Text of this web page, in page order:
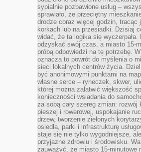
sypialnie pozbawione usług –
sprawiało, że przeciętny
drodze coraz więcej godzin, tracąc
korkach lub na przesiadki. Dzisiaj
widać, że ta logika się wyczerpała.
odzyskać swój czas, a miasto 15-
próbą odpowiedzi na tę potrzebę.
oznacza to powrót do myślenia o
sieci lokalnych centrów życia.
być anonimowymi punktami na
własne serce – ryneczek, skwer,
której można załatwić większość
konieczności wsiadania do
za sobą cały szereg zmian: rozwój
pieszej i rowerowej, uspokajanie
drzew, tworzenie zielonych
osiedla, parki i infrastrukturę
staje się nie tylko wygodniejsze,
przyjazne zdrowiu i środowisku.
zauważyć, że miasto 15-minutowe